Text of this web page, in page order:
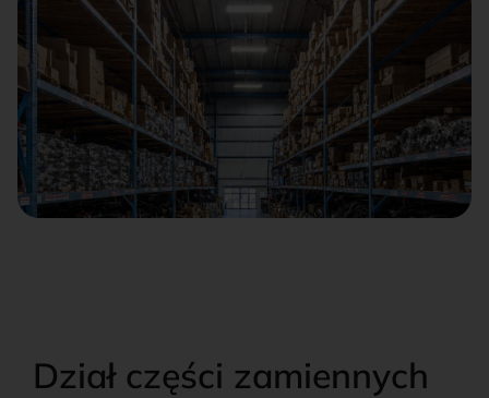
Dział części zamiennych